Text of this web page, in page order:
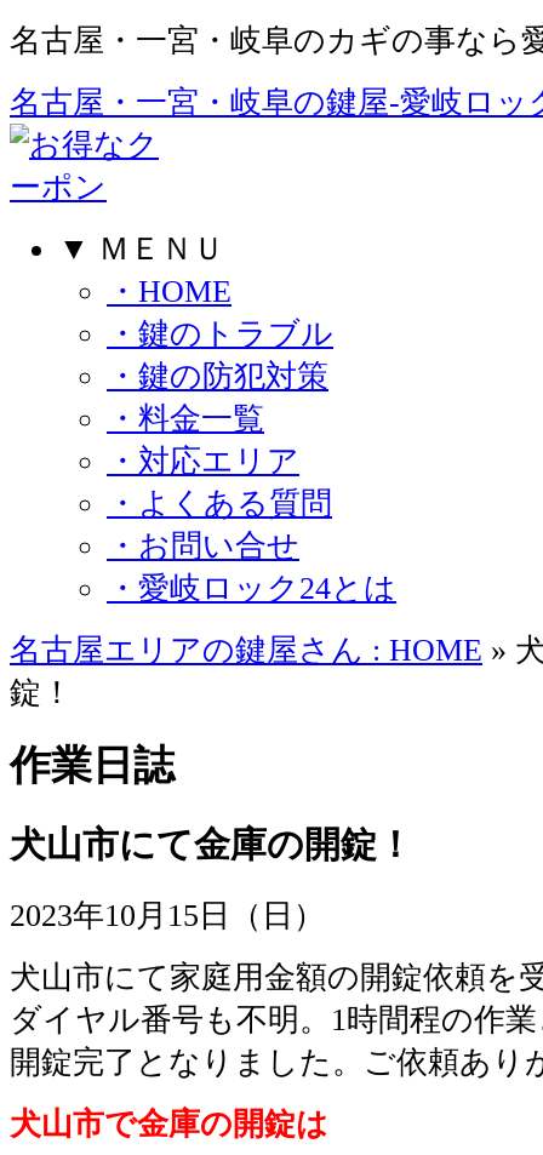
名古屋・一宮・岐阜のカギの事なら
名古屋・一宮・岐阜の鍵屋‐愛岐ロッ
▼ ＭＥＮＵ
・HOME
・鍵のトラブル
・鍵の防犯対策
・料金一覧
・対応エリア
・よくある質問
・お問い合せ
・愛岐ロック24とは
名古屋エリアの鍵屋さん : HOME »
錠！
作業日誌
犬山市にて金庫の開錠！
2023年10月15日（日）
犬山市にて家庭用金額の開錠依頼を
ダイヤル番号も不明。1時間程の作
開錠完了となりました。ご依頼あり
犬山市で金庫の開錠は